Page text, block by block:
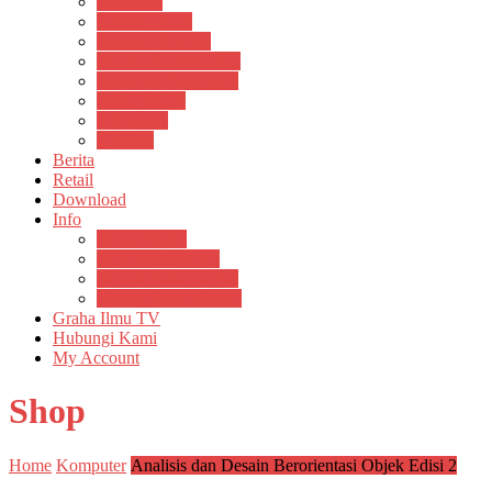
Berita
Retail
Download
Info
Graha Ilmu TV
Hubungi Kami
My Account
Shop
Home Komputer Analisis dan Desain Berorientasi Objek Edisi 2